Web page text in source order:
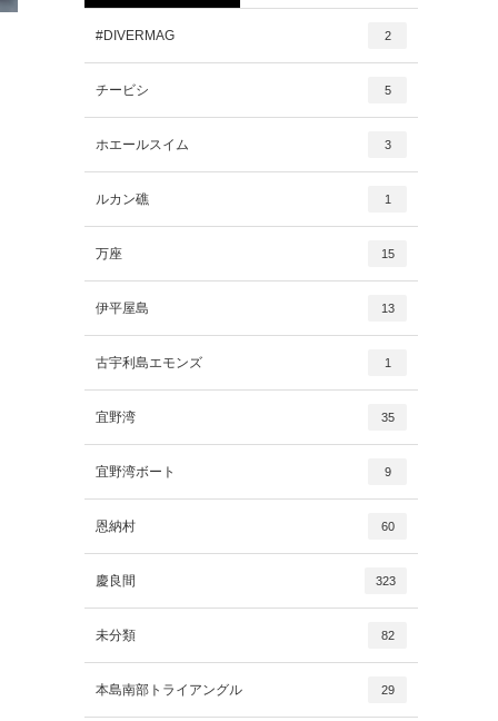
#DIVERMAG 2
チービシ 5
ホエールスイム 3
ルカン礁 1
万座 15
伊平屋島 13
古宇利島エモンズ 1
宜野湾 35
宜野湾ボート 9
恩納村 60
慶良間 323
未分類 82
本島南部トライアングル 29